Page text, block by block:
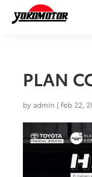
PLAN
by admin | Feb 22,